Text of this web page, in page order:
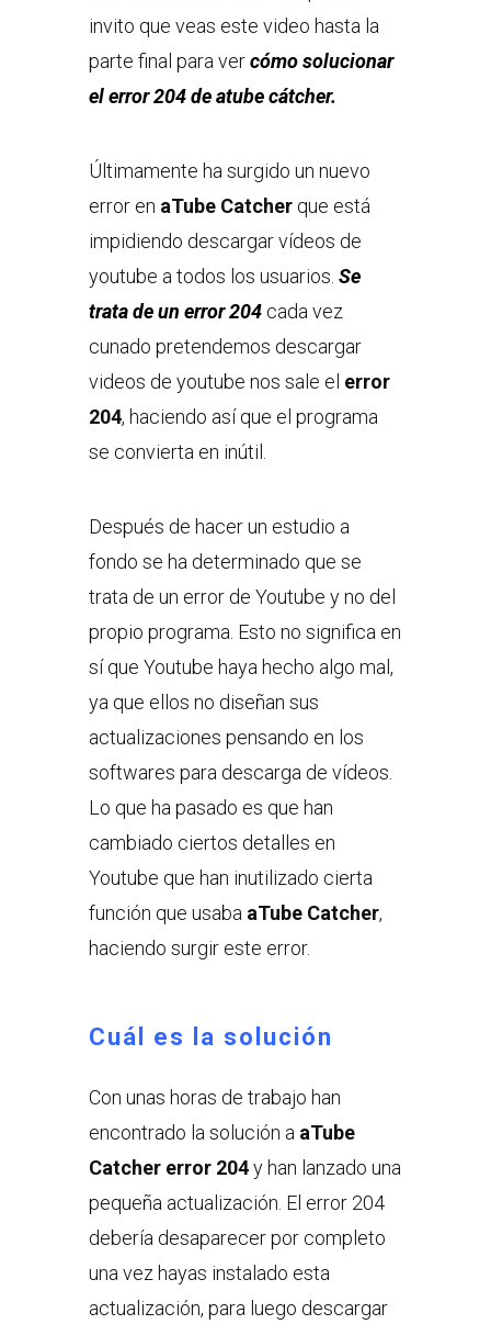
invito que veas este video hasta la
parte final para vercómo solucionar
el error 204 de atube cátcher.
Últimamente ha surgido un nuevo
error en aTube Catcherque está
impidiendo descargar vídeos de
youtube a todos los usuarios. Se
trata de un error 204cada vez
cunado pretendemos descargar
videos de youtube nos sale el error
204, haciendo así que el programa
se convierta en inútil.
Después de hacer un estudio a
fondo se ha determinado que se
trata de un error de Youtube y no del
propio programa. Esto no significa en
sí que Youtube haya hecho algo mal,
ya que ellos no diseñan sus
actualizaciones pensando en los
softwares para descarga de vídeos.
Lo que ha pasado es que han
cambiado ciertos detalles en
Youtube que han inutilizado cierta
función que usaba aTube Catcher,
haciendo surgir este error.
Cuál es la solución
Con unas horas de trabajo han
encontrado la solución a aTube
Catcher error 204y han lanzado una
pequeña actualización. El error 204
debería desaparecer por completo
una vez hayas instalado esta
actualización, para luego descargar